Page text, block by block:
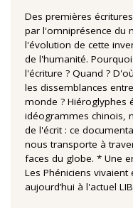
Des premières
par l'omniprésence du
l'évolution de cette
de l'humanité.
l'écriture ? Quand ?
les dissemblances
monde ? Hiéroglyphes
idéogrammes chinois,
de l'écrit : ce
nous transporte à
faces du globe. * Une
Les Phéniciens
aujourd’hui à l'actuel